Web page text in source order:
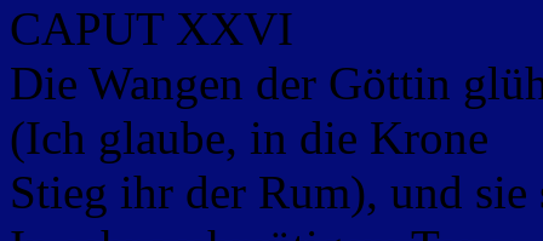
CAPUT XXVI
Die Wangen der Göttin
(Ich glaube, in die Krone
Stieg ihr der Rum), und sie